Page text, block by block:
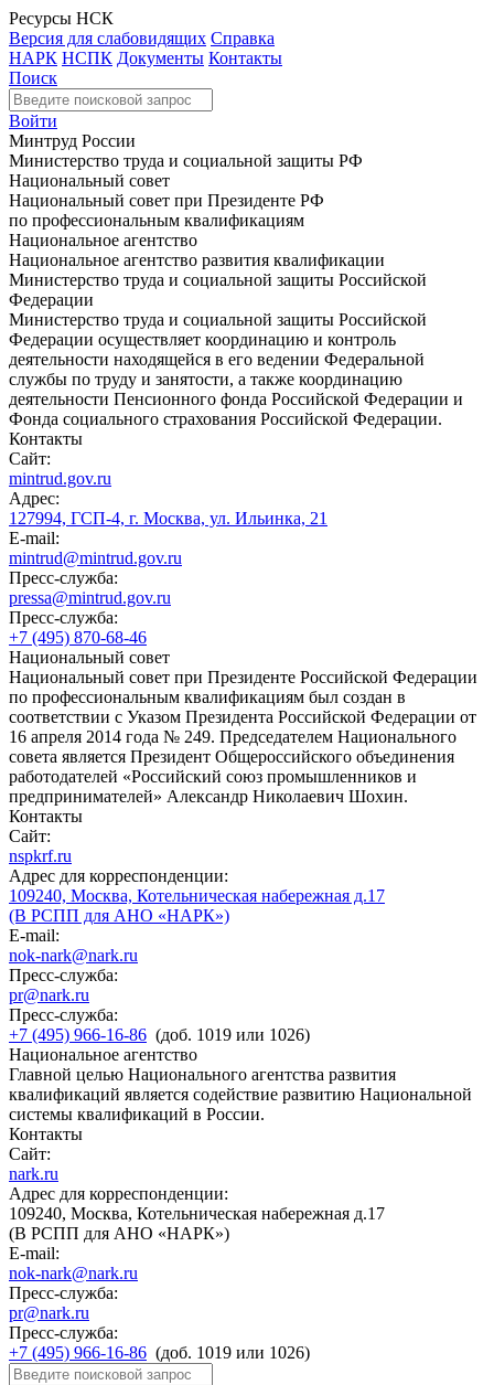
Ресурсы НСК
Версия для слабовидящих Справка
НАРК НСПК Документы Контакты
Поиск
Войти
Минтруд России
Министерство труда и социальной защиты РФ
Национальный совет
Национальный совет при Президенте РФ
по профессиональным квалификациям
Национальное агентство
Национальное агентство развития квалификации
Министерство труда и социальной защиты Российской
Федерации
Министерство труда и социальной защиты Российской
Федерации осуществляет координацию и контроль
деятельности находящейся в его ведении Федеральной
службы по труду и занятости, а также координацию
деятельности Пенсионного фонда Российской Федерации и
Фонда социального страхования Российской Федерации.
Контакты
Сайт:
mintrud.gov.ru
Адрес:
127994, ГСП-4, г. Москва, ул. Ильинка, 21
E-mail:
mintrud@mintrud.gov.ru
Пресс-служба:
pressa@mintrud.gov.ru
Пресс-служба:
+7 (495) 870-68-46
Национальный совет
Национальный совет при Президенте Российской Федерации
по профессиональным квалификациям был создан в
соответствии с Указом Президента Российской Федерации от
16 апреля 2014 года № 249. Председателем Национального
совета является Президент Общероссийского объединения
работодателей «Российский союз промышленников и
предпринимателей» Александр Николаевич Шохин.
Контакты
Сайт:
nspkrf.ru
Адрес для корреспонденции:
109240, Москва, Котельническая набережная д.17
(В РСПП для АНО «НАРК»)
E-mail:
nok-nark@nark.ru
Пресс-служба:
pr@nark.ru
Пресс-служба:
+7 (495) 966-16-86 (доб. 1019 или 1026)
Национальное агентство
Главной целью Национального агентства развития
квалификаций является содействие развитию Национальной
системы квалификаций в России.
Контакты
Сайт:
nark.ru
Адрес для корреспонденции:
109240, Москва, Котельническая набережная д.17
(В РСПП для АНО «НАРК»)
E-mail:
nok-nark@nark.ru
Пресс-служба:
pr@nark.ru
Пресс-служба:
+7 (495) 966-16-86 (доб. 1019 или 1026)